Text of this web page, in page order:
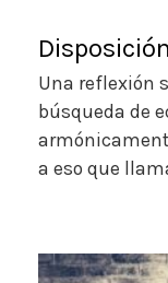
Una reflexión
búsqueda de
a eso que